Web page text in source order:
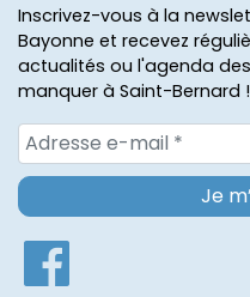
Inscrivez-vous à la
Bayonne et recevez
actualités ou l'agenda
manquer à Saint-Bernard !